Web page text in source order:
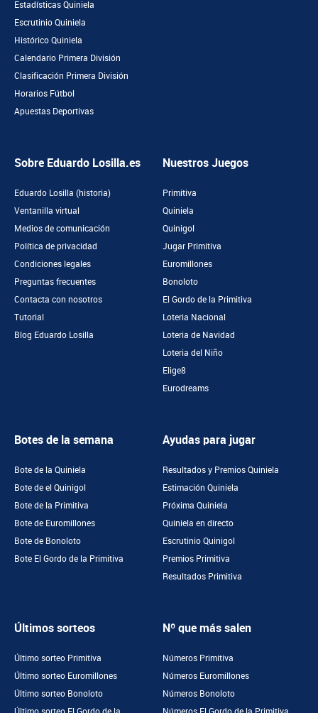
Estadísticas Quiniela
Escrutinio Quiniela
Histórico Quiniela
Calendario Primera División
Clasificación Primera División
Horarios Fútbol
Apuestas Deportivas
Sobre Eduardo Losilla.es
Eduardo Losilla (historia)
Ventanilla virtual
Medios de comunicación
Política de privacidad
Condiciones legales
Preguntas frecuentes
Contacta con nosotros
Tutorial
Blog Eduardo Losilla
Nuestros Juegos
Primitiva
Quiniela
Quinigol
Jugar Primitiva
Euromillones
Bonoloto
El Gordo de la Primitiva
Loteria Nacional
Loteria de Navidad
Loteria del Niño
Elige8
Eurodreams
Botes de la semana
Bote de la Quiniela
Bote de el Quinigol
Bote de la Primitiva
Bote de Euromillones
Bote de Bonoloto
Bote El Gordo de la Primitiva
Ayudas para jugar
Resultados y Premios Quiniela
Estimación Quiniela
Próxima Quiniela
Quiniela en directo
Escrutinio Quinigol
Premios Primitiva
Resultados Primitiva
Últimos sorteos
Último sorteo Primitiva
Último sorteo Euromillones
Último sorteo Bonoloto
Nº que más salen
Números Primitiva
Números Euromillones
Números Bonoloto